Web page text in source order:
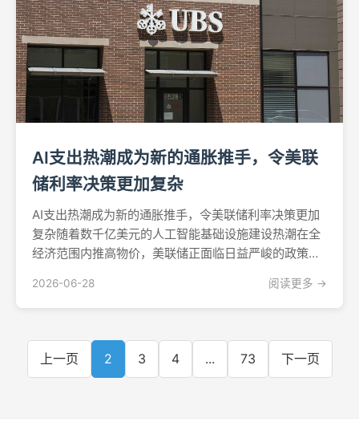
AI支出热潮成为新的通胀推手，令美联
储利率决策更加复杂
AI支出热潮成为新的通胀推手，令美联储利率决策更加
复杂随着数千亿美元的人工智能基础设施建设热潮在全
经济范围内推高物价，美联储正面临日益严峻的政策两
手，尽管油价下跌在一定程度上缓解了传统通胀压力。
AI通胀悖论从亚马逊 到谷歌，各大科技巨头正以一种令
2026-06-28 阅读更多 →
上一页 2 3 4 ... 73 下一页